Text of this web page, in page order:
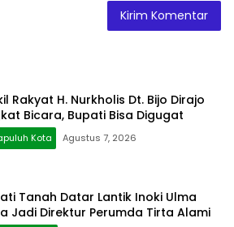
Rakyat H. Nurkholis Dt. Bijo Dirajo
Bicara, Bupati Bisa Digugat
Kota Agustus 7, 2026
Tanah Datar Lantik Inoki Ulma
Jadi Direktur Perumda Tirta Alami